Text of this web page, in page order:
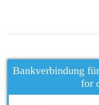
Bankverbindung
for